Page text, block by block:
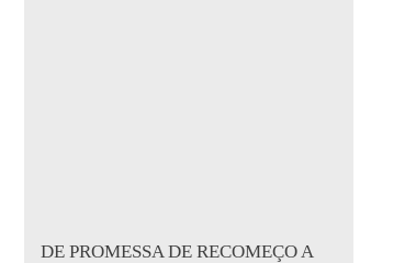
DE PROMESSA DE RECOMEÇO A